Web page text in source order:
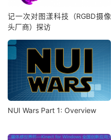
记一次对图漾科技（RGBD摄像
头厂商）探访
NUI Wars Part 1: Overview